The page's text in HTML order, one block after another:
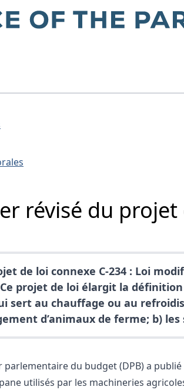
révisé du projet
de loi connexe C-234 : Loi
projet de loi élargit la
sert au chauffage ou au
d’animaux de ferme; b)
parlementaire du budget (DPB) a
utilisés par les machineries